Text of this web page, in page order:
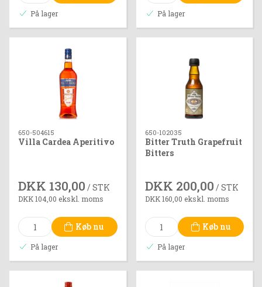
På lager På lager
650-504615
Villa Cardea Aperitivo
DKK 130,00 / STK
DKK 104,00 ekskl. moms
Køb nu
På lager
650-102035
Bitter Truth Grapefruit
Bitters
DKK 200,00 / STK
DKK 160,00 ekskl. moms
Køb nu
På lager